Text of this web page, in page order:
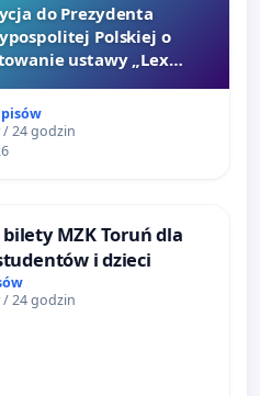
do Prezydenta
Polskiej o
ustawy „Lex
/ 24 godzin
MZK Toruń dla
i dzieci
/ 24 godzin